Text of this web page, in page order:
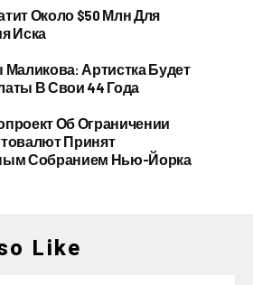
Около $50 Млн Для
Иска
Артистка Будет
В Свои 44 Года
Об Ограничении
Принят
Собранием Нью-Йорка
Like